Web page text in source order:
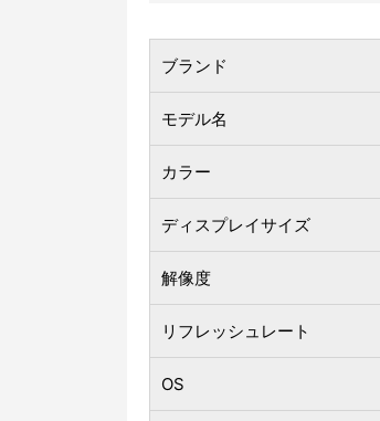
ブランド
モデル名
カラー
ディスプレイサイズ
解像度
リフレッシュレート
OS